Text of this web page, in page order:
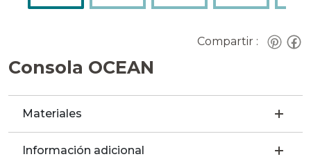
Compartir :
Consola OCEAN
Materiales
Información adicional